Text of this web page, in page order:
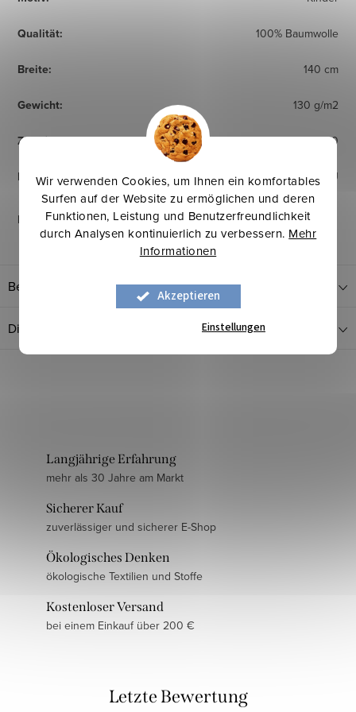
Wir verwenden Cookies, um Ihnen ein komfortables
Surfen auf der Website zu ermöglichen und deren
Funktionen, Leistung und Benutzerfreundlichkeit
durch Analysen kontinuierlich zu verbessern. Mehr
Informationen
Akzeptieren
Einstellungen
Qualität: 100% Baumwolle
Breite: 140 cm
Gewicht: 130 g/m2
Zertifikat: OEKO TEX Standard 100
Herkunftsland: EU
Pflegehinweise:
Bewertung
Diskussion
Langjährige Erfahrung
mehr als 30 Jahre am Markt
Sicherer Kauf
zuverlässiger und sicherer E-Shop
Ökologisches Denken
ökologische Textilien und Stoffe
Kostenloser Versand
bei einem Einkauf über 200 €
Letzte Bewertung